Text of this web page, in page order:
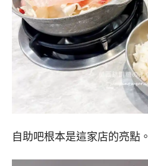
自助吧根本是這家店的亮點。